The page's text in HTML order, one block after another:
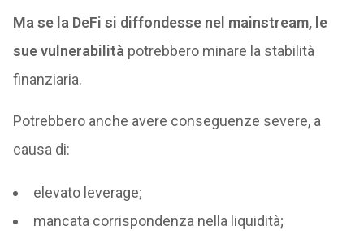
Ma se la DeFi si diffondesse nel mainstream, le
sue vulnerabilità potrebbero minare la stabilità
finanziaria.
Potrebbero anche avere conseguenze severe, a
causa di:
elevato leverage;
mancata corrispondenza nella liquidità;